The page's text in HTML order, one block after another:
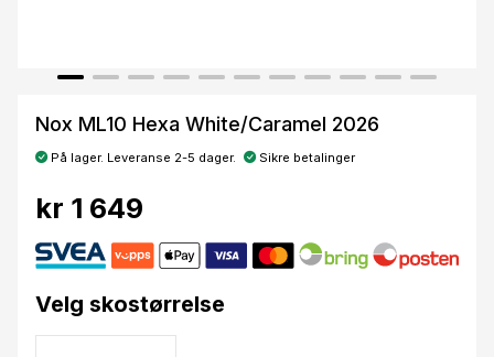
Nox ML10 Hexa White/Caramel 2026
På lager. Leveranse 2-5 dager. Sikre betalinger
kr 1 649
Velg skostørrelse